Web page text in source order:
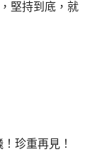
堅持到底，就
珍重再見！